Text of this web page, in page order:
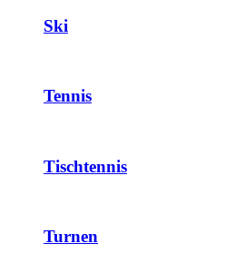
Ski
Tennis
Tischtennis
Turnen